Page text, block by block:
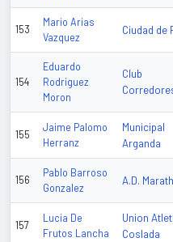
153
Mario Arias
Vazquez
Ciudad de
154
Eduardo
Rodriguez
Moron
Club
155
Jaime Palomo
Herranz
Municipal
Arganda
156
Pablo Barroso
Gonzalez
A.D.
157
Lucia De
Frutos Lancha
Union
Coslada